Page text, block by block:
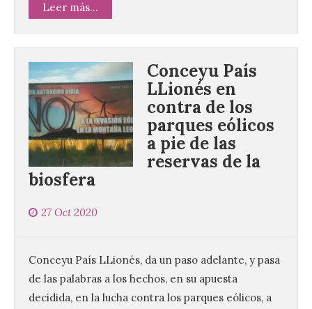
Leer más...
Conceyu País
LLionés en
contra de los
parques eólicos
a pie de las
reservas de la
biosfera
27 Oct 2020
Conceyu País LLionés, da un paso adelante, y pasa
de las palabras a los hechos, en su apuesta
decidida, en la lucha contra los parques eólicos, a